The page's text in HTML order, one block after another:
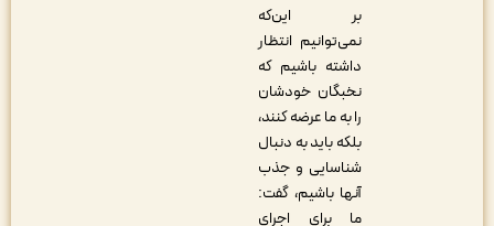
بر این‌که
نمی‌توانیم انتظار
داشته باشیم که
نخبگان خودشان
را به ما عرضه کنند،
بلکه باید به دنبال
شناسایی و جذب
آنها باشیم، گفت:
ما برای اجرای